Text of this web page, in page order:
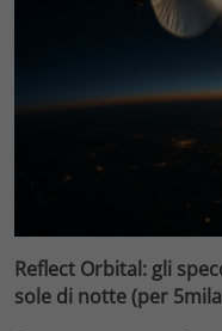
Reflect Orbital: gli
sole di notte (per